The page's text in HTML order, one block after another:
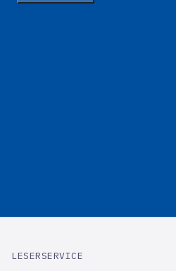
LESERSERVICE